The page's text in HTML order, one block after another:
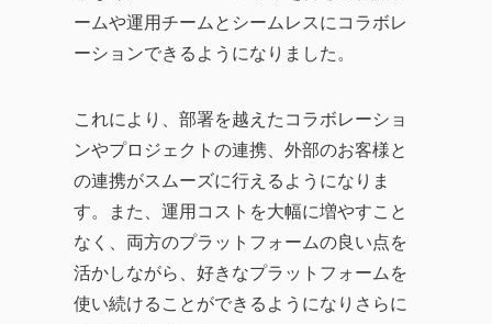
化、業務効率化やDX化を
成功に導くソリューショ
企業が直面する課題の解
決策として効率的なツー
ルの活用方法を探求し、
生産性の向上に繋がる実
践的な情報をお届けする
ことを目指します。
ームや運用チームとシームレスにコラボレ
ーションできるようになりました。
これにより、部署を越えたコラボレーショ
ンやプロジェクトの連携、外部のお客様と
の連携がスムーズに行えるようになりま
す。また、運用コストを大幅に増やすこと
なく、両方のプラットフォームの良い点を
活かしながら、好きなプラットフォームを
使い続けることができるようになりさらに